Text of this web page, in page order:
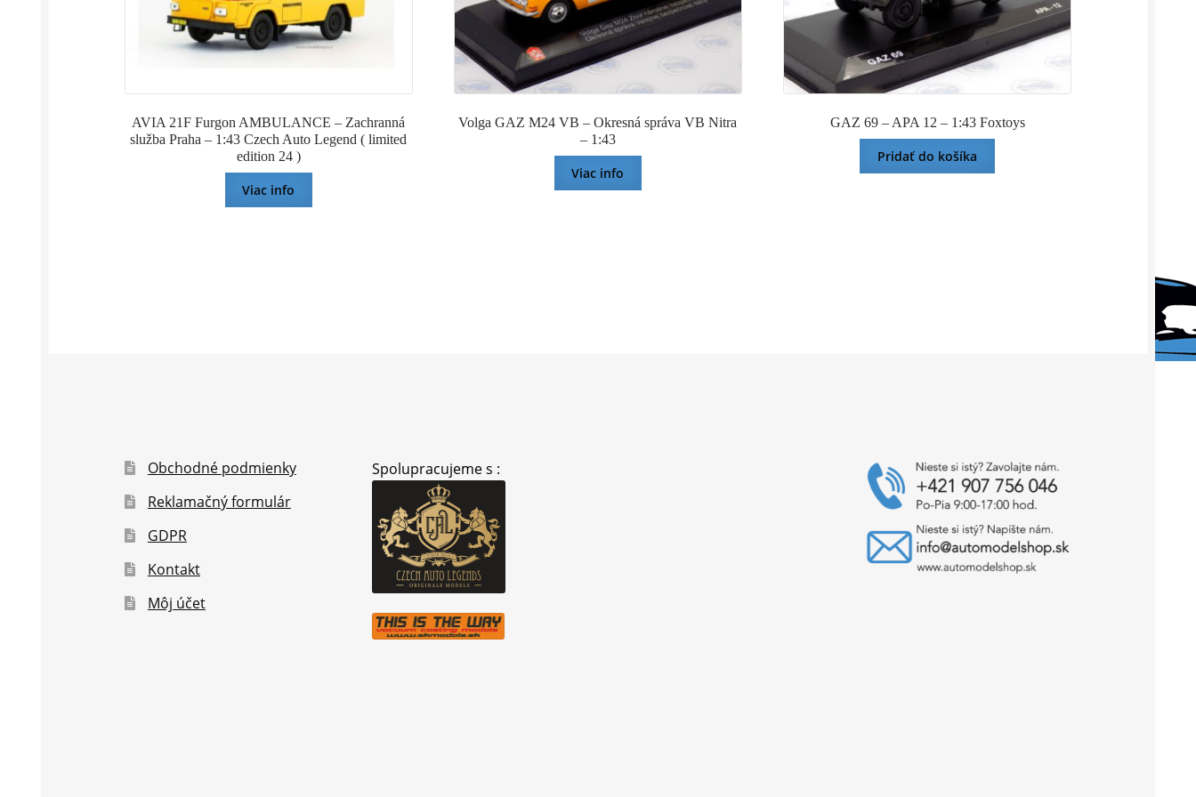
AVIA 21F Furgon AMBULANCE – Zachranná
služba Praha – 1:43 Czech Auto Legend ( limited
edition 24 )
Viac info
Volga GAZ M24 VB – Okresná správa VB Nitra
– 1:43
Viac info
GAZ 69 – APA 12 – 1:43 Foxtoys
Pridať do košíka
Obchodné podmienky
Reklamačný formulár
GDPR
Kontakt
Môj účet
Spolupracujeme s :